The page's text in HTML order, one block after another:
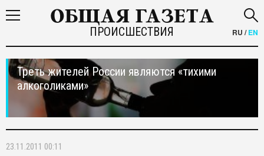
ПРОИСШЕСТВИЯ RU /EN
Треть жителей России являются «тихими
алкоголиками»
23.11.2011 00:11